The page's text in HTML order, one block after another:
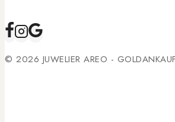
© 2026 JUWELIER AREO -